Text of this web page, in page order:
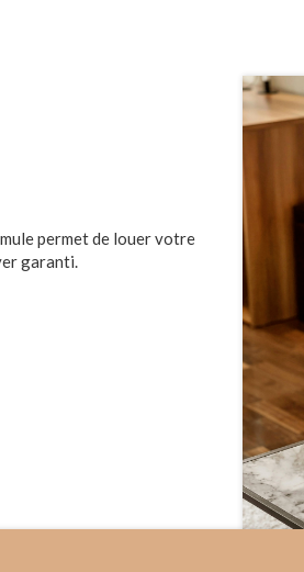
permet de louer votre
garanti.